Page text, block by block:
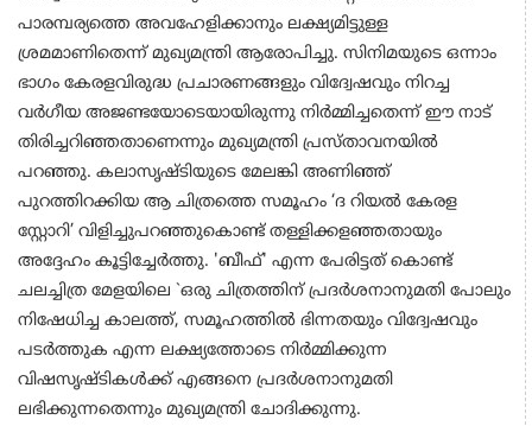
പാരമ്പര്യത്തെ അവഹേളിക്കാനും ലക്ഷ്യമിട്ടുള്ള
ശ്രമമാണിതെന്ന് മുഖ്യമന്ത്രി ആരോപിച്ചു. സിനിമയുടെ ഒന്നാം
ഭാഗം കേരളവിരുദ്ധ പ്രചാരണങ്ങളും വിദ്വേഷവും നിറച്ച
വർഗീയ അജണ്ടയോടെയായിരുന്നു നിർമ്മിച്ചതെന്ന് ഈ നാട്
തിരിച്ചറിഞ്ഞതാണെന്നും മുഖ്യമന്ത്രി പ്രസ്താവനയിൽ
പറഞ്ഞു. കലാസൃഷ്ടിയുടെ മേലങ്കി അണിഞ്ഞ്
പുറത്തിറക്കിയ ആ ചിത്രത്തെ സമൂഹം ‘ദ റിയൽ കേരള
സ്റ്റോറി’ വിളിച്ചുപറഞ്ഞുകൊണ്ട് തള്ളിക്കളഞ്ഞതായും
അദ്ദേഹം കൂട്ടിച്ചേർത്തു. 'ബീഫ്' എന്ന പേരിട്ടത് കൊണ്ട്
ചലച്ചിത്ര മേളയിലെ `ഒരു ചിത്രത്തിന് പ്രദർശനാനുമതി പോലും
നിഷേധിച്ച കാലത്ത്, സമൂഹത്തിൽ ഭിന്നതയും വിദ്വേഷവും
പടർത്തുക എന്ന ലക്ഷ്യത്തോടെ നിർമ്മിക്കുന്ന
വിഷസൃഷ്ടികൾക്ക് എങ്ങനെ പ്രദർശനാനുമതി
ലഭിക്കുന്നതെന്നും മുഖ്യമന്ത്രി ചോദിക്കുന്നു.